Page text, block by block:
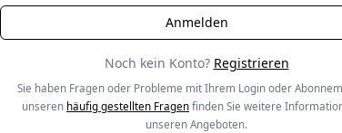
Noch kein Konto? Registrieren
Sie haben Fragen oder Probleme mit Ihrem Login oder
unseren häufig gestellten Fragen finden Sie weitere
unseren Angeboten.